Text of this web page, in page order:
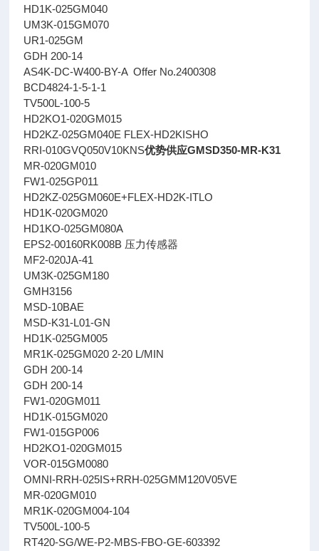
HD1K-025GM040
UM3K-015GM070
UR1-025GM
GDH 200-14
AS4K-DC-W400-BY-A Offer No.2400308
BCD4824-1-5-1-1
TV500L-100-5
HD2KO1-020GM015
HD2KZ-025GM040E FLEX-HD2KISHO
RRI-010GVQ050V10KNS优势供应GMSD350-MR-K31
MR-020GM010
FW1-025GP011
HD2KZ-025GM060E+FLEX-HD2K-ITLO
HD1K-020GM020
HD1KO-025GM080A
EPS2-00160RK008B 压力传感器
MF2-020JA-41
UM3K-025GM180
GMH3156
MSD-10BAE
MSD-K31-L01-GN
HD1K-025GM005
MR1K-025GM020 2-20 L/MIN
GDH 200-14
GDH 200-14
FW1-020GM011
HD1K-015GM020
FW1-015GP006
HD2KO1-020GM015
VOR-015GM0080
OMNI-RRH-025IS+RRH-025GMM120V05VE
MR-020GM010
MR1K-020GM004-104
TV500L-100-5
RT420-SG/WE-P2-MBS-FBO-GE-603392